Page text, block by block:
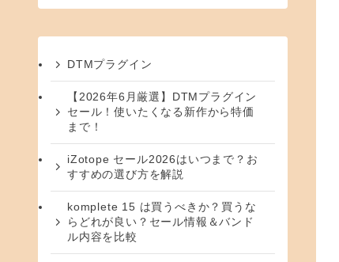
DTMプラグイン
【2026年6月厳選】DTMプラグイン
セール！使いたくなる新作から特価
まで！
iZotope セール2026はいつまで？お
すすめの選び方を解説
komplete 15 は買うべきか？買うな
らどれが良い？セール情報＆バンド
ル内容を比較